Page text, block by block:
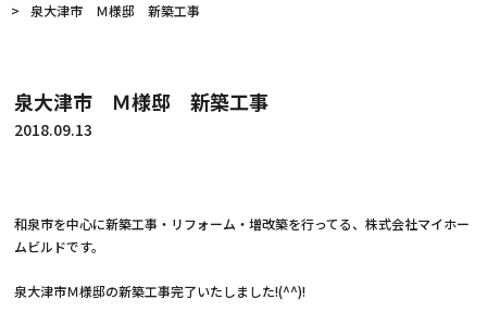
泉大津市 Ｍ様邸 新築工事
泉大津市 Ｍ様邸 新築工事
2018.09.13
和泉市を中心に新築工事・リフォーム・増改築を行ってる、株式会社マイホー
ムビルドです。
泉大津市Ｍ様邸の新築工事完了いたしました!(^^)!